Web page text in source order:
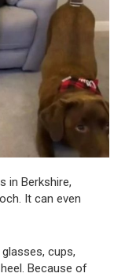
in Berkshire,
It can even
cups,
Because of